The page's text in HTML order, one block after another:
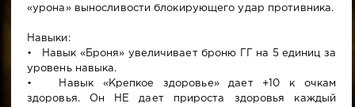
«урона» выносливости блокирующего удар противника.
Навыки:
• Навык «Броня» увеличивает броню ГГ на 5 единиц за
уровень навыка.
• Навык «Крепкое здоровье» дает +10 к очкам
здоровья. Он НЕ дает прироста здоровья каждый